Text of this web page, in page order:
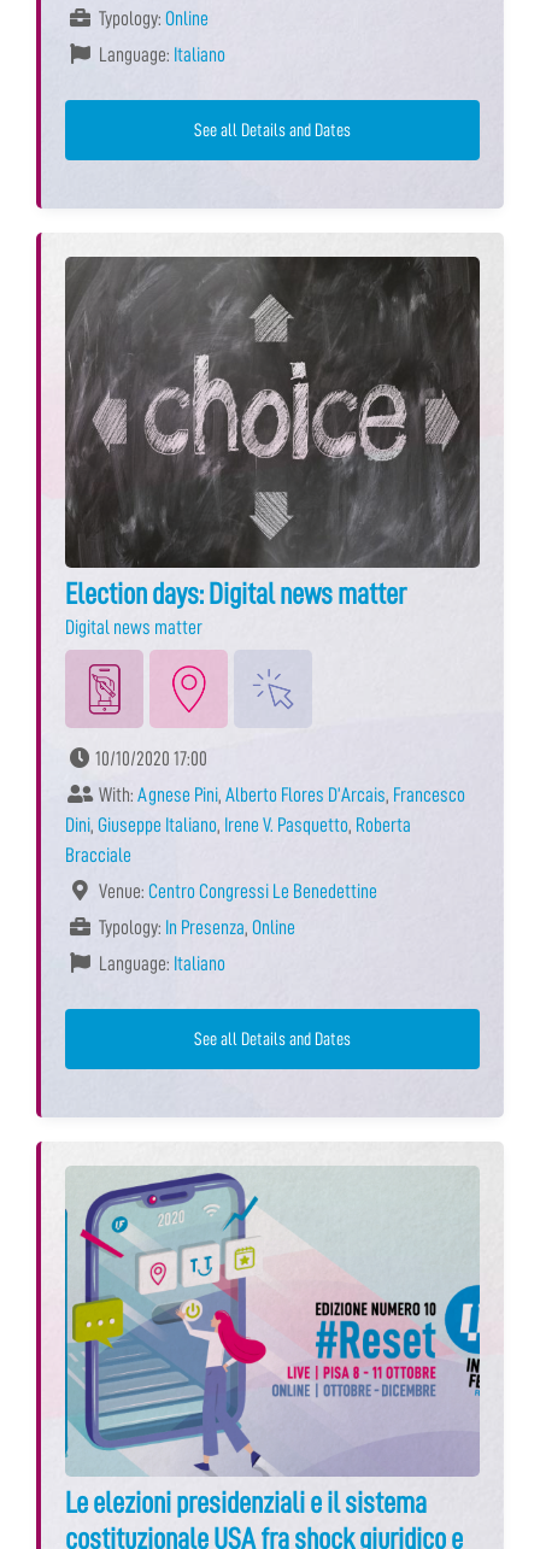
Typology: Online
Language: Italiano
See all Details and Dates
Election days: Digital news matter
Digital news matter
10/10/2020 17:00
With: Agnese Pini, Alberto Flores D’Arcais, Francesco
Dini, Giuseppe Italiano, Irene V. Pasquetto, Roberta
Bracciale
Venue: Centro Congressi Le Benedettine
Typology: In Presenza, Online
Language: Italiano
See all Details and Dates
Le elezioni presidenziali e il sistema
costituzionale USA fra shock giuridico e